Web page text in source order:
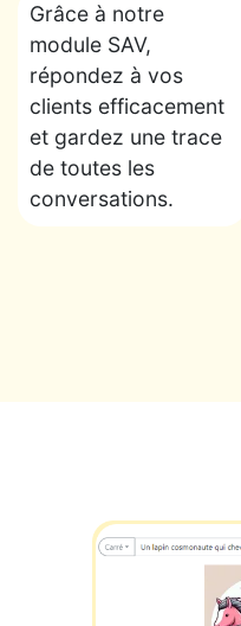
Grâce à notre
module SAV,
répondez à vos
clients efficacement
et gardez une trace
de toutes les
conversations.